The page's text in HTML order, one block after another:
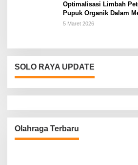
Optimalisasi Limbah
Pupuk Organik Dalam
Pangan Rumah Tangga
5 Maret 2026
SOLO RAYA UPDATE
Olahraga Terbaru